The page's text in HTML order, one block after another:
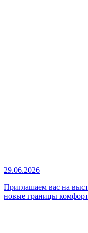
29.06.2026
Приглашаем вас на
новые границы